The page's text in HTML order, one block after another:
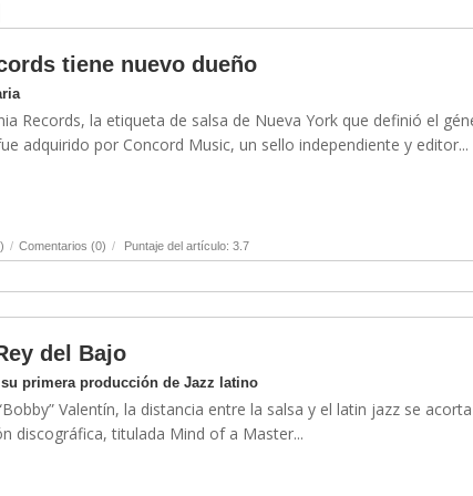
tiene nuevo dueño
Records, la etiqueta de salsa de Nueva York que definió el
adquirido por Concord Music, un sello independiente y editor...
/ Comentarios (0) / Puntaje del artículo: 3.7
del Bajo
primera producción de Jazz latino
Valentín, la distancia entre la salsa y el latin jazz se
discográfica, titulada Mind of a Master...